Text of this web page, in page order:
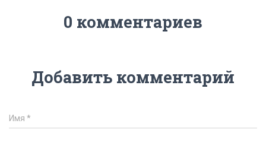
0 комментариев
Добавить комментарий
Имя *